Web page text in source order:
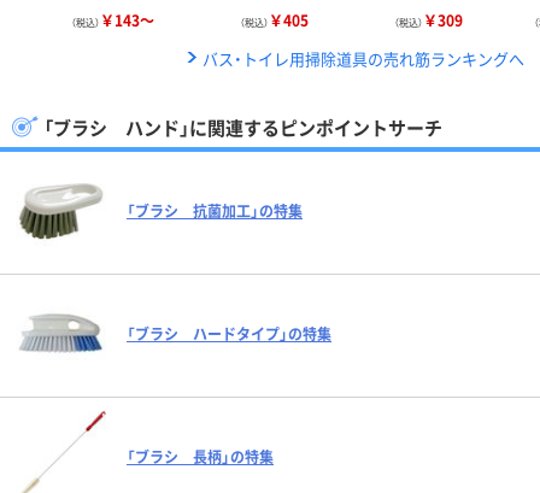
（税込） ￥143～ （税込） ￥405 （税込） ￥309
バス・トイレ用掃除道具の売れ筋ランキングへ
「ブラシ ハンド」に関連するピンポイントサーチ
「ブラシ 抗菌加工」の特集
「ブラシ ハードタイプ」の特集
「ブラシ 長柄」の特集